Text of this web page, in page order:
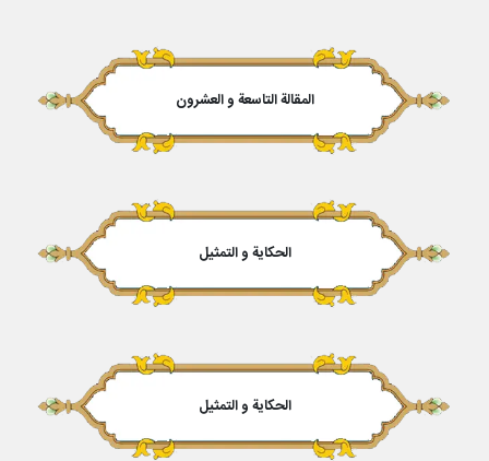
المقالة التاسعة و العشرون
الحكایة و التمثیل
الحكایة و التمثیل